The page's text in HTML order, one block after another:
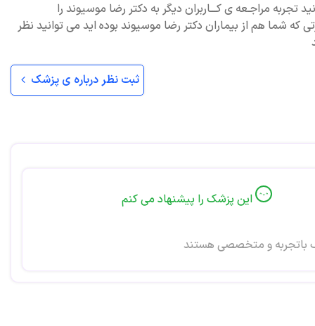
تجربه مراجـعه ی کـــاربران دیگر به دکتر رضا موسیوند را
که شما هم از بیماران دکتر رضا موسیوند بوده اید می توانید نظر
ثبت نظر درباره ی پزشک
این پزشک را پیشنهاد می کنم
و متخصصی هستند